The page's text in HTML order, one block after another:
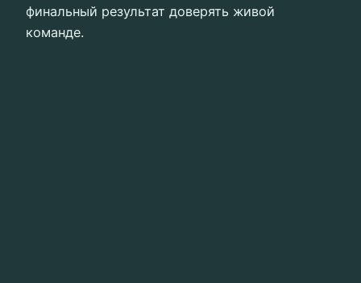
финальный результат доверять живой
команде.